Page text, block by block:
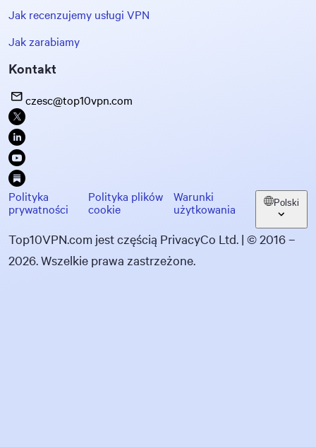
Jak recenzujemy usługi VPN
Jak zarabiamy
Kontakt
czesc@top10vpn.com
Polityka
prywatności
Polityka plików
cookie
Warunki
użytkowania
Polski
Top10VPN.com jest częścią PrivacyCo Ltd. | © 2016 –
2026. Wszelkie prawa zastrzeżone.